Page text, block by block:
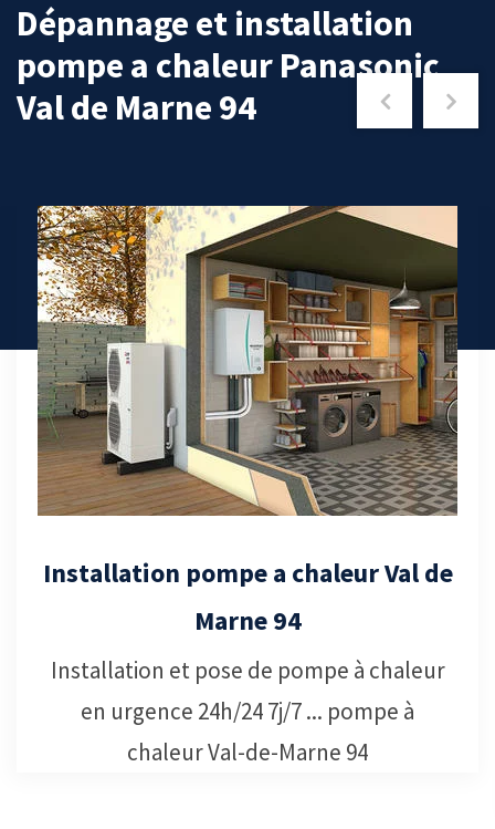
Dépannage et installation
pompe a chaleur Panasonic
Val de Marne 94
Dépannage pompe a chaleur Val de
Marne 94
Services de dépannage pompe à
chaleur Val-de-Marne 94, notre équipe
professionnelle effectuera le nécessaire